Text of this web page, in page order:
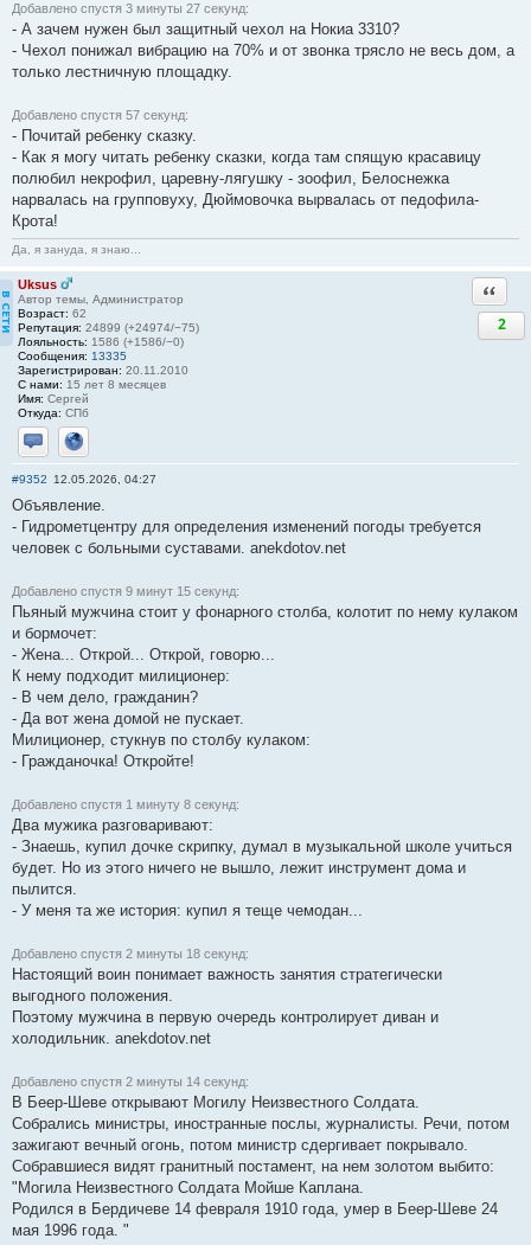
Добавлено спустя 3 минуты 27 секунд:
- А зачем нужен был защитный чехол на Нокиа 3310?
- Чехол понижал вибрацию на 70% и от звонка трясло не весь дом, а
только лестничную площадку.
Добавлено спустя 57 секунд:
- Почитай ребенку сказку.
- Как я могу читать ребенку сказки, когда там спящую красавицу
полюбил некрофил, царевну-лягушку - зоофил, Белоснежка
нарвалась на групповуху, Дюймовочка вырвалась от педофила-
Крота!
Да, я зануда, я знаю...
Uksus
Автор темы, Администратор
Возраст: 62
Репутация: 24899 (+24974/−75)
Лояльность: 1586 (+1586/−0)
Сообщения: 13335
Зарегистрирован: 20.11.2010
С нами: 15 лет 8 месяцев
Имя: Сергей
Откуда: СПб
Отправить личное сообщение
Сайт
2
#9352 12.05.2026, 04:27
Объявление.
- Гидрометцентру для определения изменений погоды требуется
человек с больными суставами. anekdotov.net
Добавлено спустя 9 минут 15 секунд:
Пьяный мужчина стоит у фонарного столба, колотит по нему кулаком
и бормочет:
- Жена... Открой... Открой, говорю...
К нему подходит милиционер:
- В чем дело, гражданин?
- Да вот жена домой не пускает.
Милиционер, стукнув по столбу кулаком:
- Гражданочка! Откройте!
Добавлено спустя 1 минуту 8 секунд:
Два мужика разговаривают:
- Знаешь, купил дочке скрипку, думал в музыкальной школе учиться
будет. Но из этого ничего не вышло, лежит инструмент дома и
пылится.
- У меня та же история: купил я теще чемодан...
Добавлено спустя 2 минуты 18 секунд:
Настоящий воин понимает важность занятия стратегически
выгодного положения.
Поэтому мужчина в первую очередь контролирует диван и
холодильник. anekdotov.net
Добавлено спустя 2 минуты 14 секунд:
В Беер-Шеве открывают Могилу Неизвестного Солдата.
Собрались министры, иностранные послы, журналисты. Речи, потом
зажигают вечный огонь, потом министр сдергивает покрывало.
Собравшиеся видят гранитный постамент, на нем золотом выбито:
"Могила Неизвестного Солдата Мойше Каплана.
Родился в Бердичеве 14 февраля 1910 года, умер в Беер-Шеве 24
мая 1996 года. "